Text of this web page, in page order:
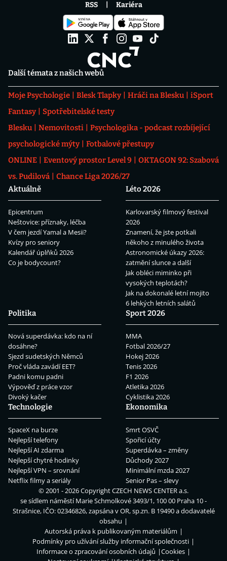
Další témata z našich webů
Moje Psychologie Blesk Tlapky Hráči na Blesku
iSport
Fantasy
Spotřebitelské testy
Blesku
Nemovitosti
Psychologika - podcast rozbíjející
psychologické mýty
Fotbalové přestupy
ONLINE
Eventový prostor Level 9
OKTAGON 92: Szabová
vs. Pudilová
Chance Liga 2026/27
Aktuálně
Epicentrum
Neštovice: příznaky, léčba
V čem jezdí Yamal a Mesii?
Kvízy pro seniory
Kalendář úplňků 2026
Co je bodycount?
Léto 2026
Karlovarský filmový festival
2026
Znamení, že jste potkali
někoho z minulého života
Astronomické úkazy 2026:
zatmění slunce a další
Jak obléci miminko při
vysokých teplotách?
Jak na dokonalé letní mojito
6 lehkých letních salátů
Politika
Nová superdávka: kdo na ní
dosáhne?
Sjezd sudetských Němců
Proč vláda zavádí EET?
Padni komu padni
Výpověď z práce vzor
Divoký kačer
Sport 2026
MMA
Fotbal 2026/27
Hokej 2026
Tenis 2026
F1 2026
Atletika 2026
Cyklistika 2026
Technologie
SpaceX na burze
Nejlepší telefony
Nejlepší AI zdarma
Nejlepší chytré hodinky
Nejlepší VPN – srovnání
Netflix filmy a seriály
Ekonomika
Smrt OSVČ
Spořicí účty
Superdávka – změny
Důchody 2027
Minimální mzda 2027
Senior Pas – slevy
RSS Kariéra
© 2001 - 2026 CopyrightCZECH NEWS CENTER a.s.
se sídlem náměstí Marie Schmolkové 3493/1, 100 00 Praha 10 -
Strašnice, IČO: 02346826, zapsána v OR, sp.zn. B 19490 a dodavatelé
obsahu
Autorská práva k publikovaným materiálům
Podmínky pro užívání služby informační společnosti
Informace o zpracování osobních údajů
Cookies